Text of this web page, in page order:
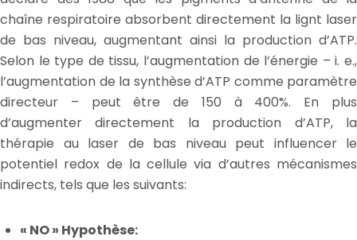
chaîne respiratoire absorbent directement la lignt laser
de bas niveau, augmentant ainsi la production d’ATP.
Selon le type de tissu, l’augmentation de l’énergie – i. e.,
l’augmentation de la synthèse d’ATP comme paramètre
directeur – peut être de 150 à 400%. En plus
d’augmenter directement la production d’ATP, la
thérapie au laser de bas niveau peut influencer le
potentiel redox de la cellule via d’autres mécanismes
indirects, tels que les suivants:
« NO » Hypothèse: